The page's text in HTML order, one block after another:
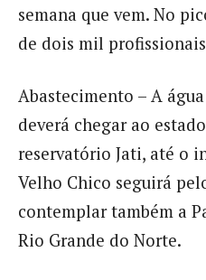
semana que vem. No
de dois mil
Abastecimento – A
deverá chegar ao
reservatório Jati, até o
Velho Chico seguirá
contemplar também a
Rio Grande do Norte.